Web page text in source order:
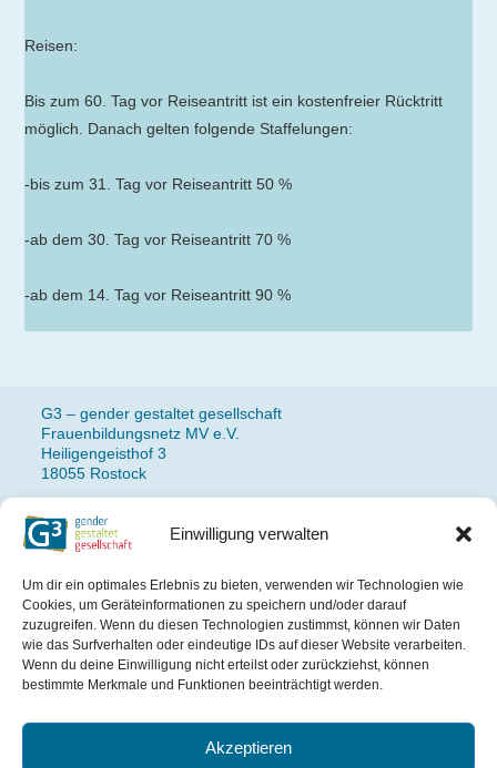
Einwilligung verwalten
Um dir ein optimales Erlebnis zu bieten, verwenden wir Technologien wie
Cookies, um Geräteinformationen zu speichern und/oder darauf
zuzugreifen. Wenn du diesen Technologien zustimmst, können wir Daten
wie das Surfverhalten oder eindeutige IDs auf dieser Website verarbeiten.
Wenn du deine Einwilligung nicht erteilst oder zurückziehst, können
bestimmte Merkmale und Funktionen beeinträchtigt werden.
Akzeptieren
Reisen:
Bis zum 60. Tag vor Reiseantritt ist ein kostenfreier Rücktritt
möglich. Danach gelten folgende Staffelungen:
-bis zum 31. Tag vor Reiseantritt 50 %
-ab dem 30. Tag vor Reiseantritt 70 %
-ab dem 14. Tag vor Reiseantritt 90 %
G3 – gender gestaltet gesellschaft
Frauenbildungsnetz MV e.V.
Heiligengeisthof 3
18055 Rostock
Fon: 0381 490 77 14
Impressum
Datenschutz
Das Projekt wird gefördert
Mecklenburg-Vorpommern.